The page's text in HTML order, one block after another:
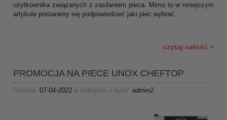
użytkownika związanych z zasilaniem pieca. Mimo to w niniejszym
artykule postaramy się podpowiedzieć jaki piec wybrać.
czytaj całość »
PROMOCJA NA PIECE UNOX CHEFTOP
Dodano: 07-04-2022 w kategorii: - autor: admin2